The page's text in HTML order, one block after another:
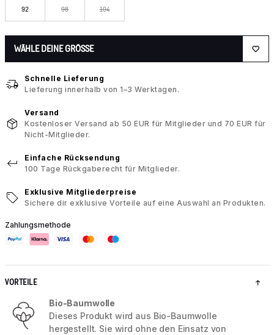
92 98 104
WÄHLE DEINE GRÖSSE
Schnelle Lieferung
Lieferung innerhalb von 1–3 Werktagen.
Versand
Kostenloser Versand ab 50 EUR für Mitglieder und 70 EUR für
Nicht-Mitglieder.
Einfache Rücksendung
100 Tage Rückgaberecht für Mitglieder.
Exklusive Mitgliederpreise
Sichere dir exklusive Vorteile auf eine Auswahl an Produkten.
Zahlungsmethode
VORTEILE
Bio-Baumwolle
Dieses Produkt wird aus Bio-Baumwolle
hergestellt. Sie wird ohne den Einsatz von